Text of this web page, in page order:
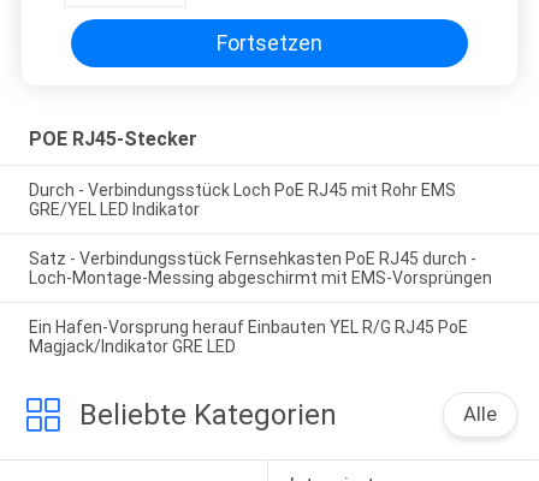
Fortsetzen
POE RJ45-Stecker
Durch - Verbindungsstück Loch PoE RJ45 mit Rohr EMS
GRE/YEL LED Indikator
Satz - Verbindungsstück Fernsehkasten PoE RJ45 durch -
Loch-Montage-Messing abgeschirmt mit EMS-Vorsprüngen
Ein Hafen-Vorsprung herauf Einbauten YEL R/G RJ45 PoE
Magjack/Indikator GRE LED
Beliebte Kategorien Alle